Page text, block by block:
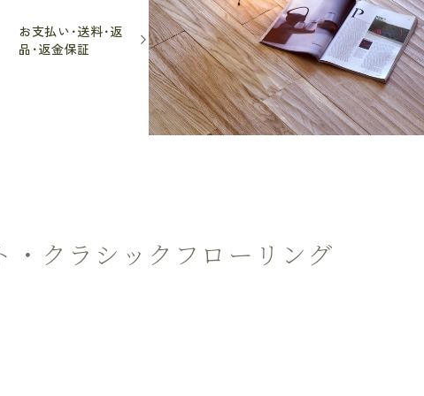
お支払い･送料･返
品･返金保証
・クラシックフローリング